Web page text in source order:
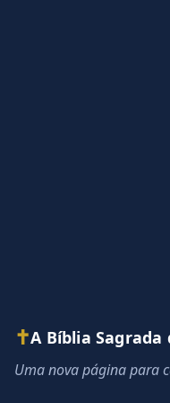
✝A Bíblia
Uma nova página para